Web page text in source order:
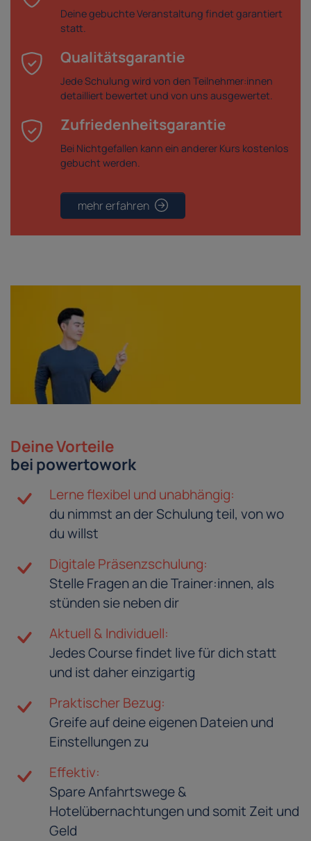
Deine gebuchte Veranstaltung findet garantiert
statt.
Qualitätsgarantie
Jede Schulung wird von den Teilnehmer:innen
detailliert bewertet und von uns ausgewertet.
Zufriedenheitsgarantie
Bei Nichtgefallen kann ein anderer Kurs kostenlos
gebucht werden.
mehr erfahren
Deine Vorteile
bei powertowork
Lerne flexibel und unabhängig:
du nimmst an der Schulung teil, von wo
du willst
Digitale Präsenzschulung:
Stelle Fragen an die Trainer:innen, als
stünden sie neben dir
Aktuell & Individuell:
Jedes Course findet live für dich statt
und ist daher einzigartig
Praktischer Bezug:
Greife auf deine eigenen Dateien und
Einstellungen zu
Effektiv:
Spare Anfahrtswege &
Hotelübernachtungen und somit Zeit und
Geld